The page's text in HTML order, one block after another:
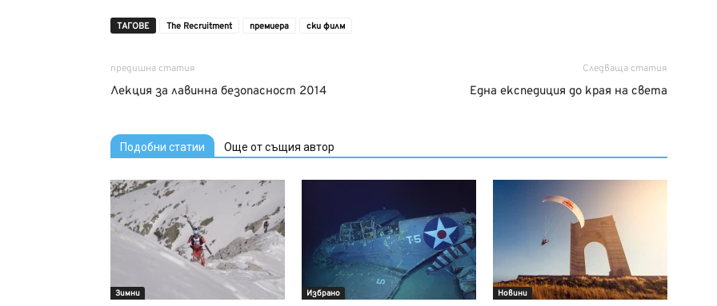
ТАГОВЕ The Recruitment премиера ски филм
предишна статия
Лекция за лавинна безопасност 2014
Следваща статия
Една експедиция до края на света
Подобни статии Още от същия автор
Зимни Избрано Новини